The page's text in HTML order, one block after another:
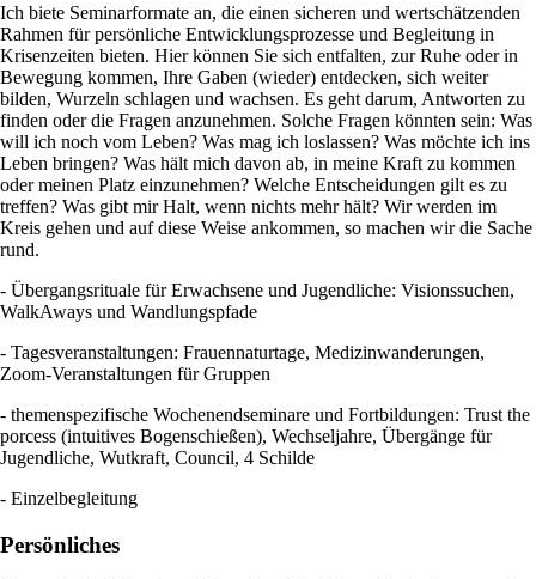
Ich biete Seminarformate an, die einen sicheren und wertschätzenden
Rahmen für persönliche Entwicklungsprozesse und Begleitung in
Krisenzeiten bieten. Hier können Sie sich entfalten, zur Ruhe oder in
Bewegung kommen, Ihre Gaben (wieder) entdecken, sich weiter
bilden, Wurzeln schlagen und wachsen. Es geht darum, Antworten zu
finden oder die Fragen anzunehmen. Solche Fragen könnten sein: Was
will ich noch vom Leben? Was mag ich loslassen? Was möchte ich ins
Leben bringen? Was hält mich davon ab, in meine Kraft zu kommen
oder meinen Platz einzunehmen? Welche Entscheidungen gilt es zu
treffen? Was gibt mir Halt, wenn nichts mehr hält? Wir werden im
Kreis gehen und auf diese Weise ankommen, so machen wir die Sache
rund.
- Übergangsrituale für Erwachsene und Jugendliche: Visionssuchen,
WalkAways und Wandlungspfade
- Tagesveranstaltungen: Frauennaturtage, Medizinwanderungen,
Zoom-Veranstaltungen für Gruppen
- themenspezifische Wochenendseminare und Fortbildungen: Trust the
porcess (intuitives Bogenschießen), Wechseljahre, Übergänge für
Jugendliche, Wutkraft, Council, 4 Schilde
- Einzelbegleitung
Persönliches